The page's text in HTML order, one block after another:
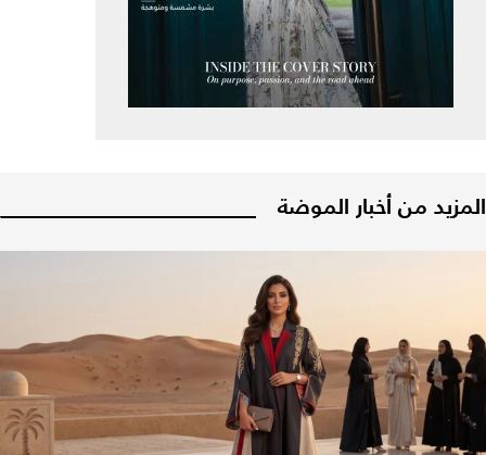
المزيد من أخبار الموضة